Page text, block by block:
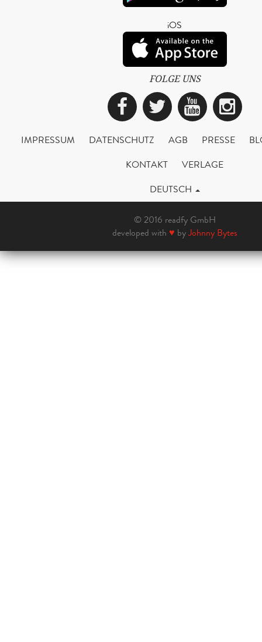
iOS
FOLGE UNS
Facebook
Twitter
IMPRESSUM DATENSCHUTZ AGB PRESSE
KONTAKT
VERLAGE
DEUTSCH
© 2016 readfy GmbH
developed with ♥ byJohnny Bytes